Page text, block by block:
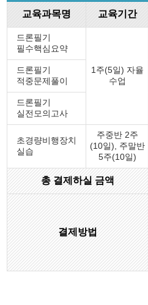
교육과목명 교육기간
총 결제하실 금액
결제방법
드론필기
필수핵심요약
1주(5일) 자율
수업
드론필기
적중문제풀이
드론필기
실전모의고사
초경량비행장치
실습
주중반 2주
(10일), 주말반
5주(10일)